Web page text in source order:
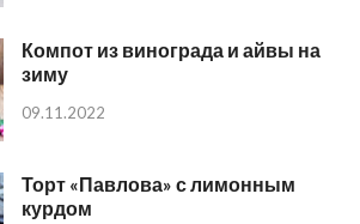
Компот из винограда и айвы на
зиму
09.11.2022
Торт «Павлова» с лимонным
курдом